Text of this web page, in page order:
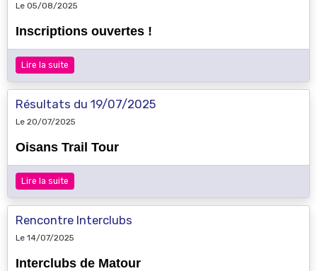
Le 05/08/2025
Inscriptions ouvertes !
Lire la suite
Résultats du 19/07/2025
Le 20/07/2025
Oisans Trail Tour
Lire la suite
Rencontre Interclubs
Le 14/07/2025
Interclubs de Matour